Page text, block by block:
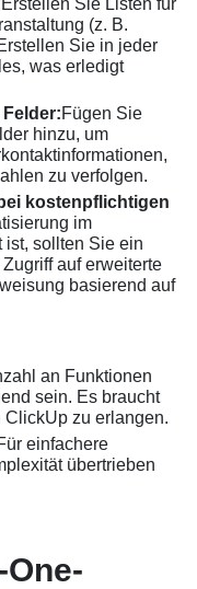
Erstellen Sie Listen für
(z. B.
Sie in jeder
was erledigt
Fügen Sie
hinzu, um
zu verfolgen.
kostenpflichtigen
im
ist, sollten Sie ein
auf erweiterte
basierend auf
an Funktionen
sein. Es braucht
zu erlangen.
einfachere
übertrieben